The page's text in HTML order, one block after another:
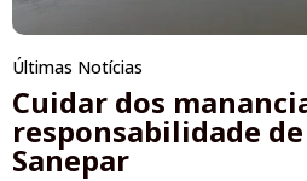
Últimas Notícias
Cuidar dos
responsabilidade
Sanepar